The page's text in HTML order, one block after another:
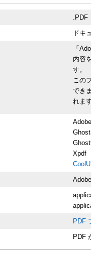
.PDF
ドキ
「
内容
す。
この
でき
れま
Xpdf
PDF
PDF